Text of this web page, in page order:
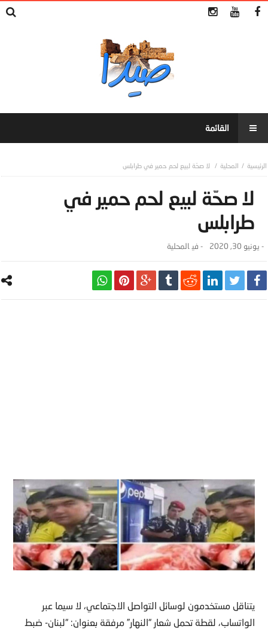
المحلية لا صحّة لبيع لحم حمير في طرابلس
لا صحّة لبيع لحم حمير في
طرابلس
- يونيو 30, 2020 - ‎في المحلية
يتناقل مستخدمون لوسائل التواصل الاجتماعي، لا سيما عبر
الواتساب، لقطة تحمل شعار “النهار” مرفقة بعنوان: “لبنان- ضبط